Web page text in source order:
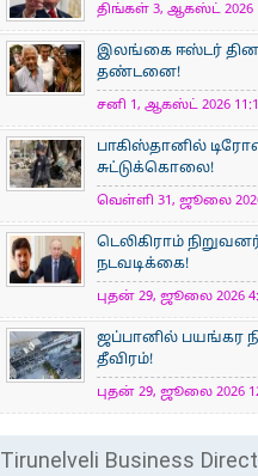
திங்கள் 3, ஆகஸ்ட் 2026
இலங்கை ஈஸ்டர் தினக்
தண்டனை!
சனி 1, ஆகஸ்ட் 2026
பாகிஸ்தானில்
சுட்டுக்கொலை!
வெள்ளி 31, ஜூலை 2026
டெலிகிராம்
நடவடிக்கை!
புதன் 29, ஜூலை 2026
ஜப்பானில் பயங்கர
தீவிரம்!
புதன் 29, ஜூலை 2026
Tirunelveli Business